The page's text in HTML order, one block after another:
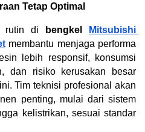
Tetap Optimal
rutin di bengkel
Mitsubishi
membantu menjaga performa
lebih responsif, konsumsi
dan risiko kerusakan besar
Tim teknisi profesional akan
penting, mulai dari sistem
kelistrikan, sesuai standar